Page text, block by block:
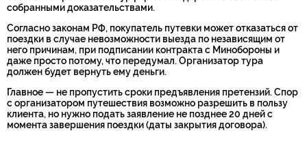
собранными доказательствами.
Согласно законам РФ, покупатель путевки может отказаться от
поездки в случае невозможности выезда по независящим от
него причинам, при подписании контракта с Минобороны и
даже просто потому, что передумал. Организатор тура
должен будет вернуть ему деньги.
Главное — не пропустить сроки предъявления претензий. Спор
с организатором путешествия возможно разрешить в пользу
клиента, но нужно подать заявление не позднее 20 дней с
момента завершения поездки (даты закрытия договора).